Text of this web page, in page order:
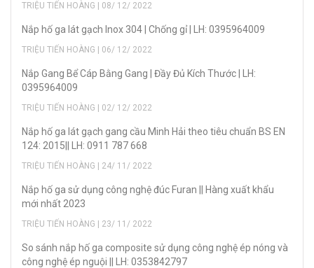
TRIỆU TIẾN HOÀNG | 08/ 12/ 2022
Nắp hố ga lát gạch Inox 304 | Chống gỉ | LH: 0395964009
TRIỆU TIẾN HOÀNG | 06/ 12/ 2022
Nắp Gang Bể Cáp Bằng Gang | Đầy Đủ Kích Thước | LH:
0395964009
TRIỆU TIẾN HOÀNG | 02/ 12/ 2022
Nắp hố ga lát gạch gang cầu Minh Hải theo tiêu chuẩn BS EN
124: 2015|| LH: 0911 787 668
TRIỆU TIẾN HOÀNG | 24/ 11/ 2022
Nắp hố ga sử dụng công nghệ đúc Furan || Hàng xuất khẩu
mới nhất 2023
TRIỆU TIẾN HOÀNG | 23/ 11/ 2022
So sánh nắp hố ga composite sử dụng công nghệ ép nóng và
công nghệ ép nguội || LH: 0353842797